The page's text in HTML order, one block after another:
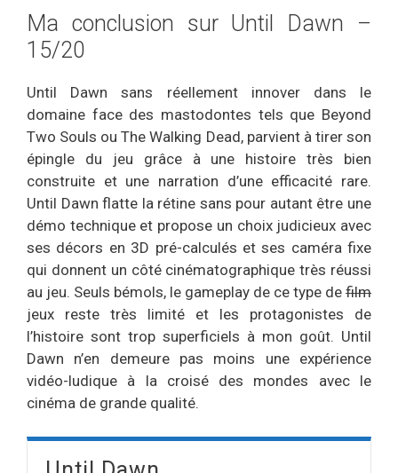
Ma conclusion sur Until Dawn –
15/20
Until Dawn sans réellement innover dans le
domaine face des mastodontes tels que Beyond
Two Souls ou The Walking Dead, parvient à tirer son
épingle du jeu grâce à une histoire très bien
construite et une narration d’une efficacité rare.
Until Dawn flatte la rétine sans pour autant être une
démo technique et propose un choix judicieux avec
ses décors en 3D pré-calculés et ses caméra fixe
qui donnent un côté cinématographique très réussi
au jeu. Seuls bémols, le gameplay de ce type de film
jeux reste très limité et les protagonistes de
l’histoire sont trop superficiels à mon goût. Until
Dawn n’en demeure pas moins une expérience
vidéo-ludique à la croisé des mondes avec le
cinéma de grande qualité.